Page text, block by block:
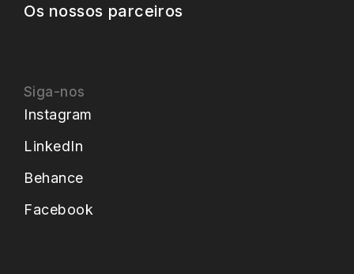
Os nossos parceiros
Siga-nos
Instagram
LinkedIn
Behance
Facebook